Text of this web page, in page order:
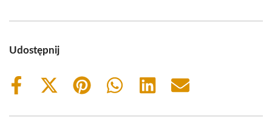
Udostępnij
Share
Share
(Twitter)
Share
Share
Share
Share